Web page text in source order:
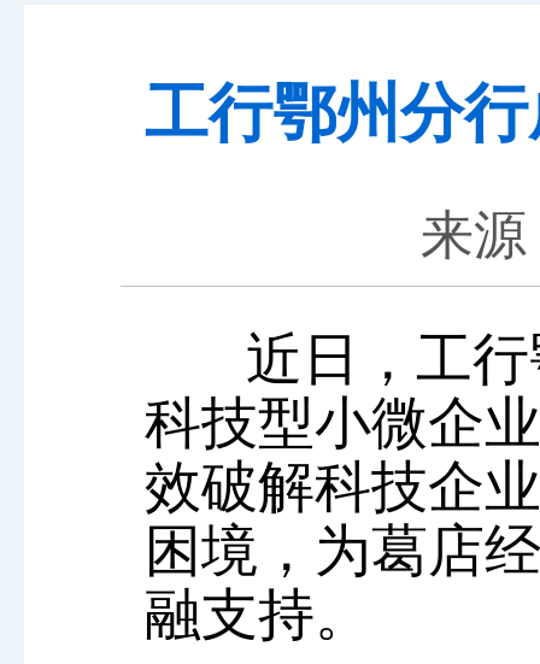
工行鄂州分
来
近日，工
科技型小微企
效破解科技企
困境，为葛店
融支持。